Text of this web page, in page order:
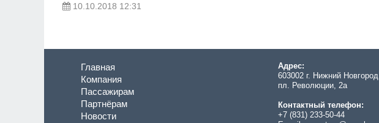
10.10.2018 12:31
Главная
Компания
Пассажирам
Партнёрам
Новости
Адрес:
603002 г. Нижний Новгород
пл. Революции, 2а
Контактный телефон:
+7 (831) 233-50-44